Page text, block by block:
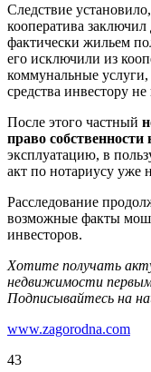
Следствие
кооператива заключил
фактически жильем
его исключили из
коммунальные
средства инвестору не
После этого частный
право собственности
эксплуатацию, в
акт по нотариусу уже
Расследование
возможные факты
инвесторов.
Хотите получать
недвижимости
Подписывайтесь на
www.zagorodna.com
43